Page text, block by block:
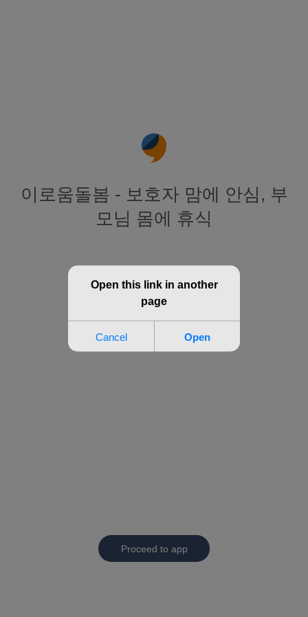
이로움돌봄 - 보호자 맘에 안심, 부
모님 몸에 휴식
Proceed to app